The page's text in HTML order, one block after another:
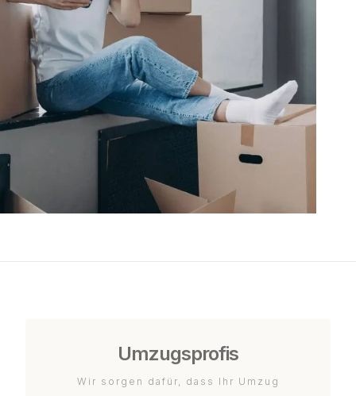
Umzugsprofis
Wir sorgen dafür, dass Ihr Umzug